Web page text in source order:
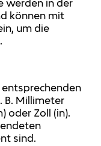
werden in der
können mit
um die
B. Millimeter
oder Zoll (in).
sind.